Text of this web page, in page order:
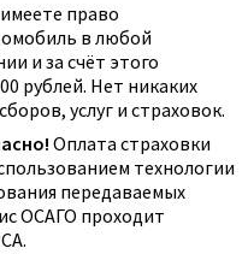
право
в любой
и за счёт этого
рублей. Нет никаких
услуг и страховок.
Оплата страховки
технологии
передаваемых
ОСАГО проходит